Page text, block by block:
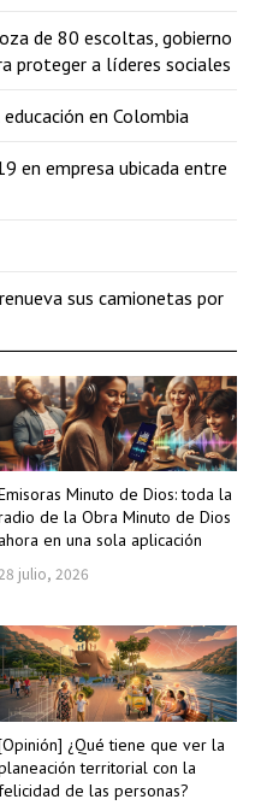
Minuto de Dios: toda la
de la Obra Minuto de Dios
ahora en una sola aplicación
julio, 2026
¿Qué tiene que ver la
territorial con la
de las personas?
de 80 escoltas, gobierno
proteger a líderes sociales
en Colombia
en empresa ubicada entre
sus camionetas por